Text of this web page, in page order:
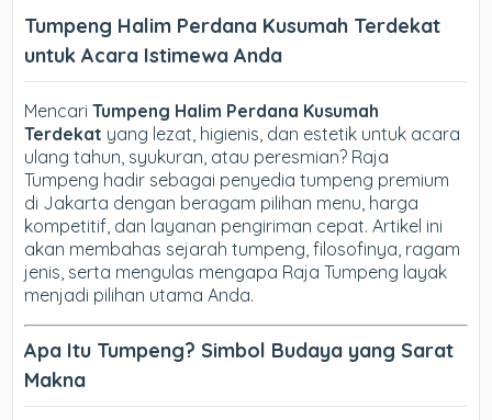
Tumpeng Halim Perdana Kusumah Terdekat
untuk Acara Istimewa Anda
MencariTumpeng Halim Perdana Kusumah
Terdekat yang lezat, higienis, dan estetik untuk acara
ulang tahun, syukuran, atau peresmian? Raja
Tumpeng hadir sebagai penyedia tumpeng premium
di Jakarta dengan beragam pilihan menu, harga
kompetitif, dan layanan pengiriman cepat. Artikel ini
akan membahas sejarah tumpeng, filosofinya, ragam
jenis, serta mengulas mengapa Raja Tumpeng layak
menjadi pilihan utama Anda.
Apa Itu Tumpeng? Simbol Budaya yang Sarat
Makna